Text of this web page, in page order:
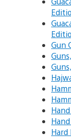
Gun
Hard